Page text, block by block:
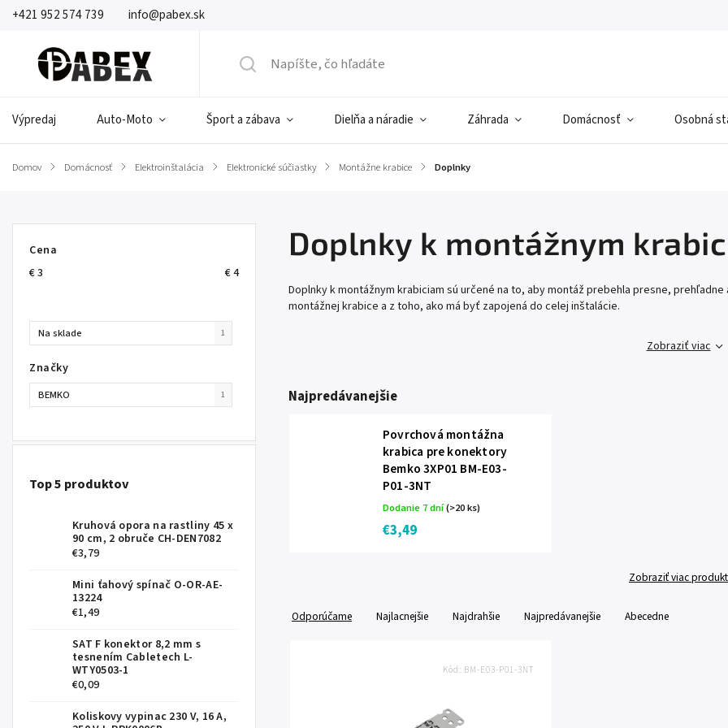
+421 952 574 739 info@pabex.sk
Výpredaj Auto-Moto Šport a zábava Dielňa a náradie Záhrada Domácnosť Osobná
Domov / Domácnosť / Elektroinštalácia / Elektronické súčiastky / Montážne krabice / Doplnky
Cena
€3 €4
Na sklade 1
Značky
BEMKO 1
Top 5 produktov
Kruhová opora na rastliny 45 x
90 cm, 2 obruče CH-DEN7082
€3,79
Mini ťahový spínač O-OR-AE-
13224
€1,49
SAT F konektor 8,2 mm s
tesnením Cabletech L-
WTY0503-1
€0,09
Koliskovy vypinac 230 V, 16 A,
Doplnky k montážnym
Doplnky k montážnym krabiciam sú určené na to, aby montáž prebehla presne,
montážnej krabice a z toho, ako má byť zapojená do celej inštalácie.
Zobraziť viac
Najpredávanejšie
Povrchová montážna
krabica pre konektory
Bemko 3XP01 BM-E03-
P01-3NT
Dodanie 7 dní(>20 ks)
€3,49
Zobraziť viac
Odporúčame Najlacnejšie Najdrahšie Najpredávanejšie Abecedne
Kód: BM-E03-P01-3NT